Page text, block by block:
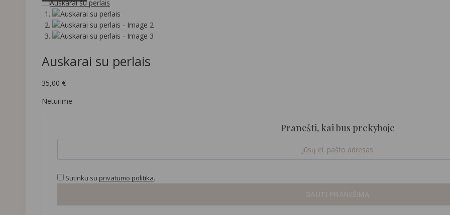
Auskarai su perlais
35,00 €
Neturime
Pranešti, kai bus prekyboje
Sutinku su privatumo politika.
GAUTI PRANEŠIMĄ